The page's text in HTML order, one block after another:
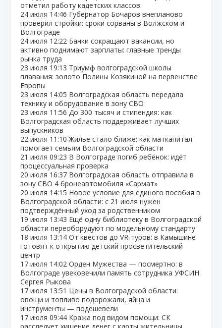
отметил работу кадетских классов
24 июля 14:46 Губернатор Бочаров внепланово
проверил стройки: сроки сорваны в Волжском и
Волгограде
24 июля 12:22 Банки сокращают вакансии, но
активно поднимают зарплаты: главные тренды
рынка труда
23 июля 19:13 Триумф волгоградской школы
плавания: золото Полины Козякиной на первенстве
Европы
23 июля 14:05 Волгоградская область передала
технику и оборудование в зону СВО
23 июля 11:56 До 300 тысяч и стипендия: как
Волгоградская область поддерживает лучших
выпускников
22 июля 11:10 Жильё стало ближе: как маткапитал
помогает семьям Волгоградской области
21 июля 09:23 В Волгограде погиб ребёнок: идёт
процессуальная проверка
20 июля 16:37 Волгоградская область отправила в
зону СВО 4 бронеавтомобиля «Сармат»
20 июля 14:15 Новое условие для единого пособия в
Волгоградской области: с 21 июля нужен
подтверждённый уход за родственником
19 июля 13:43 Ещё одну библиотеку в Волгоградской
области переоборудуют по модельному стандарту
18 июля 13:14 От квестов до VR‑туров: в Камышине
готовят к открытию детский просветительский
центр
17 июля 14:02 Орден Мужества — посмертно: в
Волгограде увековечили память сотрудника УФСИН
Сергея Рыкова
17 июля 13:51 Цены в Волгоградской области:
овощи и топливо подорожали, яйца и
инструменты — подешевели
17 июля 09:44 Кража под видом помощи: СК